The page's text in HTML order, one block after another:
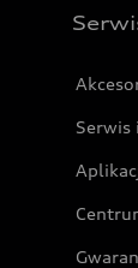
Serwis i